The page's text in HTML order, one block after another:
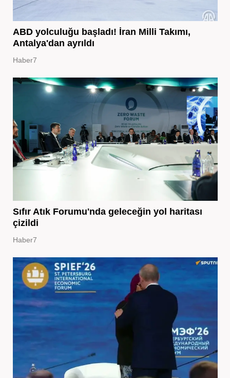
ABD yolculuğu başladı! İran Milli Takımı,
Antalya'dan ayrıldı
Haber7
Sıfır Atık Forumu'nda geleceğin yol haritası
çizildi
Haber7